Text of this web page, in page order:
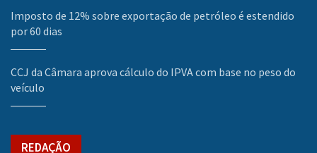
Imposto de 12% sobre exportação de petróleo é estendido
por 60 dias
CCJ da Câmara aprova cálculo do IPVA com base no peso do
veículo
REDAÇÃO